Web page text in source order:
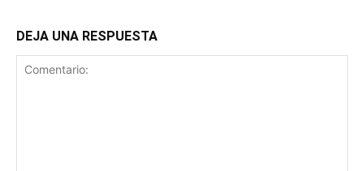
DEJA UNA RESPUESTA